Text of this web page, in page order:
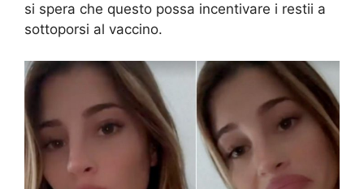
si spera che questo possa incentivare i restii a
sottoporsi al vaccino.